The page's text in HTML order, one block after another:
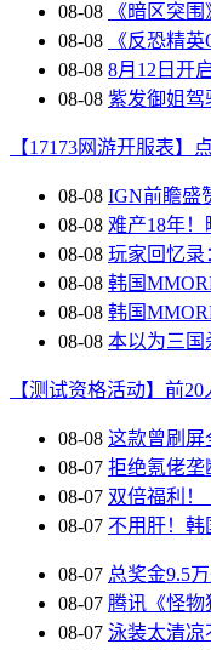
08-08
《暗区突
08-08
《反恐精
08-08 8月12日开
08-08 紫发御姐驾
【17173网游开服表】
08-08 IGN前瞻盛
08-08 难产18年
08-08 玩家回忆录
08-08 韩国
08-08 韩国
08-08 本以为三国
【测试资格活动】前
08-08 这款曾刷屏
08-07 拒绝氪佬垄
08-07 双倍福利！
08-07 不用肝！
08-07 总奖金9.5
08-07 腾讯《怪物
08-07 泳装太清凉